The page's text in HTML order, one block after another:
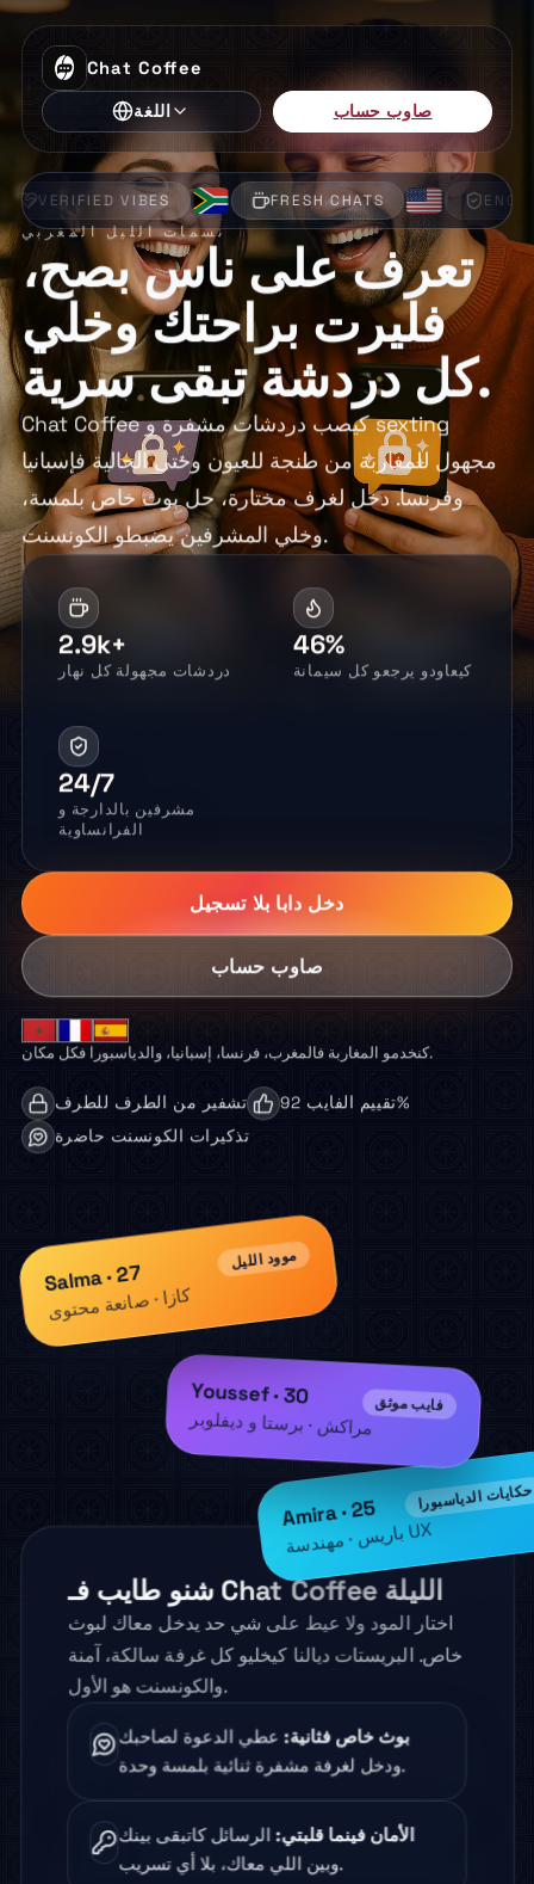
Chat Coffee
اللغة صاوب حساب
FRESH CHATS ENCRYPTED
نسمات الليل المغربي
تعرف على ناس بصح،
فليرت براحتك وخلي
كل دردشة تبقى سرية.
Chat Coffee كيصب دردشات مشفرة و sexting
مجهول للمغاربة من طنجة للعيون وحتى الجالية فإسبانيا
وفرنسا. دخل لغرف مختارة، حل بوث خاص بلمسة،
وخلي المشرفين يضبطو الكونسنت.
2.9k+
دردشات مجهولة كل نهار
46%
كيعاودو يرجعو كل سيمانة
24/7
مشرفين بالدارجة و
الفرانساوية
دخل دابا بلا تسجيل
صاوب حساب
كنخدمو المغاربة فالمغرب، فرنسا، إسبانيا، والدياسبورا فكل مكان.
تشفير من الطرف للطرف
تقييم الفايب 92%
تذكيرات الكونسنت حاضرة
Salma · 27 موود الليل
كازا · صانعة محتوى
Youssef · 30 فايب موثق
مراكش · برستا و ديفلوبر
Amira · 25 حكايات الدياسبورا
باريس
· مهندسةUX
شنو طايب فـ Chat Coffee الليلة
اختار المود ولا عيط على شي حد يدخل معاك لبوث
خاص. البريستات ديالنا كيخليو كل غرفة سالكة، آمنة
بوث خاص فثانية: عطي الدعوة لصاحبك
الأمان فينما قلبتي: الرسائل كاتبقى بينك